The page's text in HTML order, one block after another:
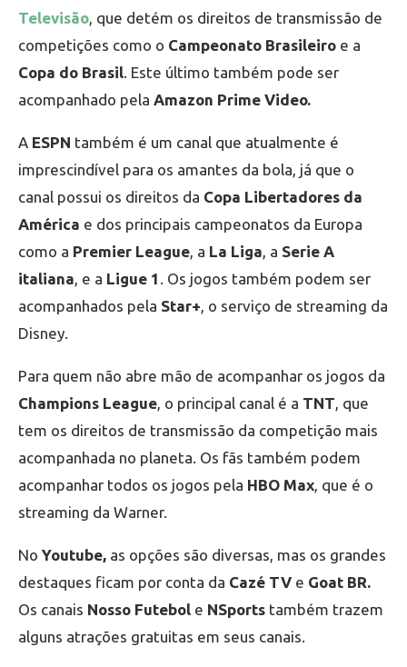
Televisão , que detém os direitos de transmissão de
competições como o Campeonato Brasileiro e a
Copa do Brasil . Este último também pode ser
acompanhado pela Amazon Prime Video.
A ESPN também é um canal que atualmente é
imprescindível para os amantes da bola, já que o
canal possui os direitos da Copa Libertadores da
América e dos principais campeonatos da Europa
como a Premier League , a La Liga , a Serie A
italiana , e a Ligue 1
. Os jogos também podem ser
acompanhados pela Star+ , o serviço de streaming da
Disney.
Para quem não abre mão de acompanhar os jogos da
Champions League , o principal canal é a TNT , que
tem os direitos de transmissão da competição mais
acompanhada no planeta. Os fãs também podem
acompanhar todos os jogos pela HBO Max , que é o
streaming da Warner.
No Youtube, as opções são diversas, mas os grandes
destaques ficam por conta da Cazé TV e Goat BR.
Os canais Nosso Futebol e NSports também trazem
alguns atrações gratuitas em seus canais.